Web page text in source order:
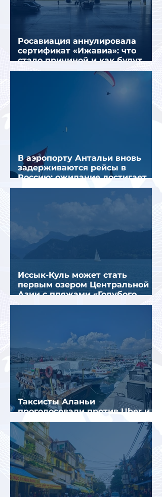
Росавиация аннулировала
сертификат «Ижавиа»: что
стало причиной и как будут
перевозить пассажиров
В аэропорту Антальи вновь
задерживаются рейсы в
Россию: ожидание достигает
почти 10 часов
Иссык-Куль может стать
первым озером Центральной
Азии с пляжами «Голубого
флага»
Таксисты Аланьи
проголосовали против Uber и
Yandex Go